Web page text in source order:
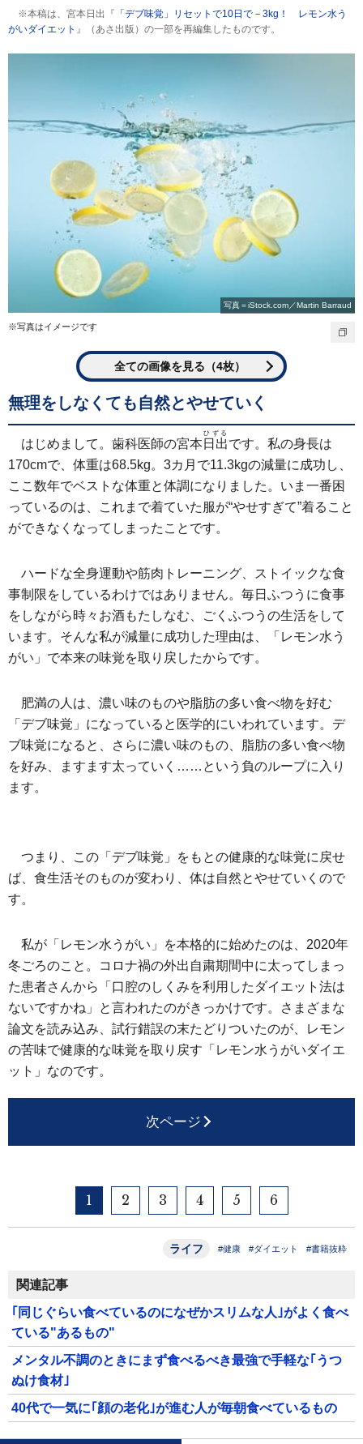
※本稿は、宮本日出『 「デブ味覚」リセットで10日で－3kg！ レモン水う
がいダイエット 』（あさ出版）の一部を再編集したものです。
写真＝iStock.com／Martin Barraud
※写真はイメージです
全ての画像を見る（4枚）
無理をしなくても自然とやせていく
はじめまして。歯科医師の宮本 日出
ひずる
です。私の身長は
170cmで、体重は68.5kg。3カ月で11.3kgの減量に成功し、
ここ数年でベストな体重と体調になりました。いま一番困
っているのは、これまで着ていた服が“やせすぎて”着ること
ができなくなってしまったことです。
ハードな全身運動や筋肉トレーニング、ストイックな食
事制限をしているわけではありません。毎日ふつうに食事
をしながら時々お酒もたしなむ、ごくふつうの生活をして
います。そんな私が減量に成功した理由は、「レモン水う
がい」で本来の味覚を取り戻したからです。
肥満の人は、濃い味のものや脂肪の多い食べ物を好む
「デブ味覚」になっていると医学的にいわれています。デ
ブ味覚になると、さらに濃い味のもの、脂肪の多い食べ物
を好み、ますます太っていく……という負のループに入り
ます。
つまり、この「デブ味覚」をもとの健康的な味覚に戻せ
ば、食生活そのものが変わり、体は自然とやせていくので
す。
私が「レモン水うがい」を本格的に始めたのは、2020年
冬ごろのこと。コロナ禍の外出自粛期間中に太ってしまっ
た患者さんから「口腔のしくみを利用したダイエット法は
ないですかね」と言われたのがきっかけです。さまざまな
論文を読み込み、試行錯誤の末たどりついたのが、レモン
の苦味で健康的な味覚を取り戻す「レモン水うがいダイエ
ット」なのです。
次ページ
1 2 3 4 5 6
ライフ #健康 #ダイエット #書籍抜粋
関連記事
｢同じぐらい食べているのになぜかスリムな人｣がよく食べ
ている"あるもの"
メンタル不調のときにまず食べるべき最強で手軽な｢うつ
ぬけ食材｣
40代で一気に｢顔の老化｣が進む人が毎朝食べているもの